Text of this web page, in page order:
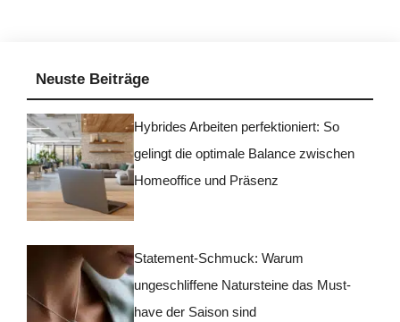
Neuste Beiträge
Hybrides Arbeiten perfektioniert: So
gelingt die optimale Balance zwischen
Homeoffice und Präsenz
Statement-Schmuck: Warum
ungeschliffene Natursteine das Must-
have der Saison sind